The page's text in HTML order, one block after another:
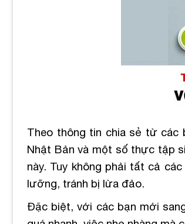
Theo thông tin chia sẻ từ các
Nhật Bản và một số thực tập
này. Tuy không phải tất cả
lưỡng, tránh bị lừa đảo.
Đặc biệt, với các bạn mới